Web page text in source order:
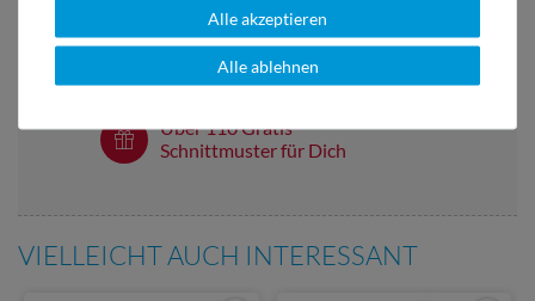
Antwort in 24h
Über 98% positive
Bewertungen
Über 110 Gratis
Schnittmuster für Dich
VIELLEICHT AUCH INTERESSANT
Alle akzeptieren
Alle ablehnen